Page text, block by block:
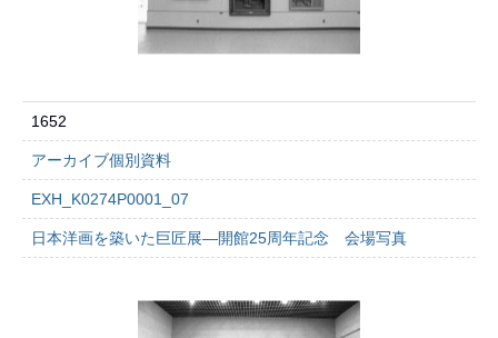
1652
アーカイブ個別資料
EXH_K0274P0001_07
日本洋画を築いた巨匠展―開館25周年記念 会場写真